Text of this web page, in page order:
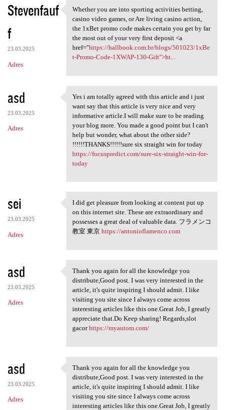
Stevenfauf
f
23.03.2025
Adres
Whether you are into sporting
Whether you are into sporting activities betting,
casino video games, or Are living casino action,
the 1xBet promo code makes certain you get by far
the most out of your very first deposit <a
href="https://hallbook.com.br/blogs/501023/1xBe
t-Promo-Code-1XWAP-130-Gift">ht...
asd
23.03.2025
Adres
Yes i am totally agreed with
Yes i am totally agreed with this article and i just
want say that this article is very nice and very
informative article.I will make sure to be reading
your blog more. You made a good point but I can't
help but wonder, what about the other side?
!!!!!!THANKS!!!!!!sure six straight win for today
https://focuspredict.com/sure-six-straight-win-for-
today
sei
23.03.2025
Adres
I did get pleasure from
I did get pleasure from looking at content put up
on this internet site. These are extraordinary and
possesses a great deal of valuable data. フラメンコ
教室 東京 https://antonioflamenco.com
asd
23.03.2025
Adres
Thank you again for all the
Thank you again for all the knowledge you
distribute,Good post. I was very interested in the
article, it's quite inspiring I should admit. I like
visiting you site since I always come across
interesting articles like this one.Great Job, I greatly
appreciate that.Do Keep sharing! Regards,slot
gacorhttps://myautom.com/
asd
23.03.2025
Adres
Thank you again for all the
Thank you again for all the knowledge you
distribute,Good post. I was very interested in the
article, it's quite inspiring I should admit. I like
visiting you site since I always come across
interesting articles like this one.Great Job, I greatly